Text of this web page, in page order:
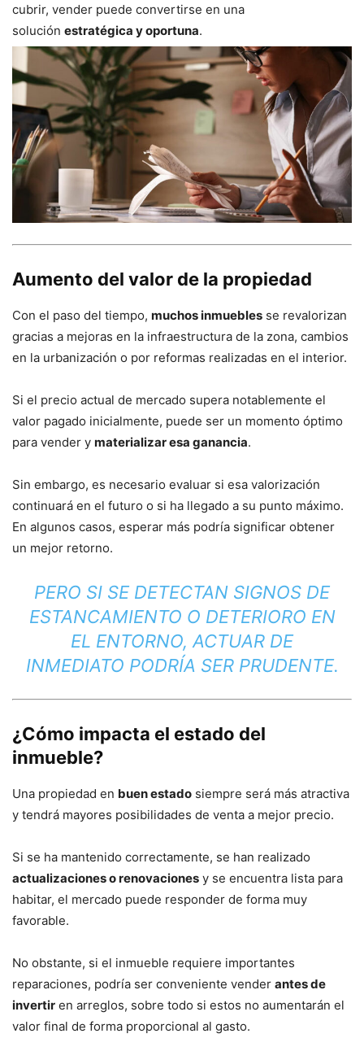
cubrir, vender puede convertirse en una
solución estratégica y oportuna.
Aumento del valor de la propiedad
Con el paso del tiempo, muchos inmuebles se revalorizan
gracias a mejoras en la infraestructura de la zona, cambios
en la urbanización o por reformas realizadas en el interior.
Si el precio actual de mercado supera notablemente el
valor pagado inicialmente, puede ser un momento óptimo
para vender y materializar esa ganancia.
Sin embargo, es necesario evaluar si esa valorización
continuará en el futuro o si ha llegado a su punto máximo.
En algunos casos, esperar más podría significar obtener
un mejor retorno.
PERO SI SE DETECTAN SIGNOS DE
ESTANCAMIENTO O DETERIORO EN
EL ENTORNO, ACTUAR DE
INMEDIATO PODRÍA SER PRUDENTE.
¿Cómo impacta el estado del
inmueble?
Una propiedad en buen estado siempre será más atractiva
y tendrá mayores posibilidades de venta a mejor precio.
Si se ha mantenido correctamente, se han realizado
actualizaciones o renovaciones y se encuentra lista para
habitar, el mercado puede responder de forma muy
favorable.
No obstante, si el inmueble requiere importantes
reparaciones, podría ser conveniente vender antes de
invertir en arreglos, sobre todo si estos no aumentarán el
valor final de forma proporcional al gasto.